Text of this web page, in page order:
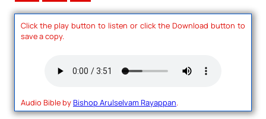
Click the play button to listen or click the Download button to
save a copy.
Audio Bible byBishop Arulselvam Rayappan.